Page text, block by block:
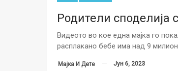
Родители споделија
Видеото во кое една мајка го
расплакано бебе има над 9
Мајка И Дете Јун 6, 2023